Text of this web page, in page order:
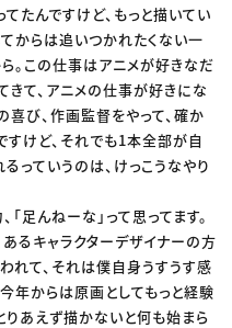
たんですけど、もっと描いてい
からは追いつかれたくない一
。この仕事はアニメが好きなだ
きて、アニメの仕事が好きにな
喜び、作画監督をやって、確か
ですけど、それでも1本全部が自
っていうのは、けっこうなやり
足んねーな」って思ってます。
るキャラクターデザイナーの方
れて、それは僕自身うすうす感
年からは原画としてもっと経験
りあえず描かないと何も始まら